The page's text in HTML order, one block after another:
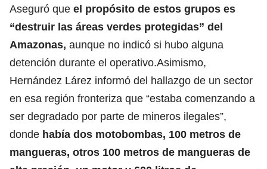
Aseguró que el propósito de estos grupos es
“destruir las áreas verdes protegidas” del
Amazonas, aunque no indicó si hubo alguna
detención durante el operativo.Asimismo,
Hernández Lárez informó del hallazgo de un sector
en esa región fronteriza que “estaba comenzando a
ser degradado por parte de mineros ilegales”,
donde había dos motobombas, 100 metros de
mangueras, otros 100 metros de mangueras de